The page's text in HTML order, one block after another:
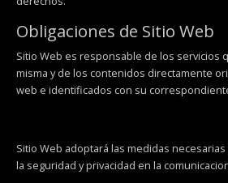
Obligaciones de Sitio Web
Sitio Web es responsable de los servicios
misma y de los contenidos directamente
web e identificados con su
Sitio Web adoptará las medidas
la seguridad y privacidad en la